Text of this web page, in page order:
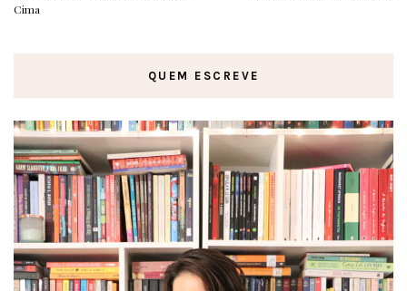
Cima
QUEM ESCREVE